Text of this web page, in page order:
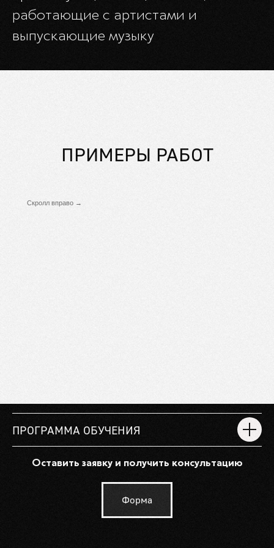
работающие с артистами и
выпускающие музыку
ПРИМЕРЫ РАБОТ
Скролл вправо →
ПРОГРАММА ОБУЧЕНИЯ
Оставить заявку и получить консультацию
Форма